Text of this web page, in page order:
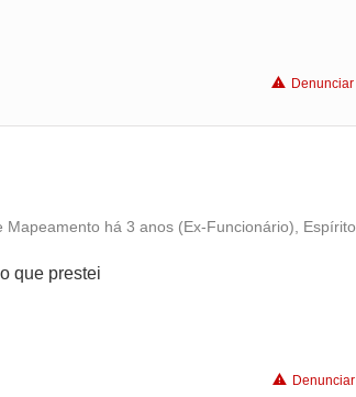
Denunciar
há 3 anos (Ex-Funcionário), Espírito
que prestei
Denunciar